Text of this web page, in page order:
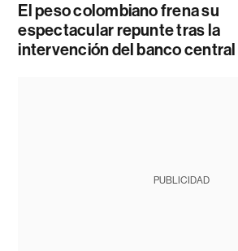
El peso colombiano frena su
espectacular repunte tras la
intervención del banco central
PUBLICIDAD